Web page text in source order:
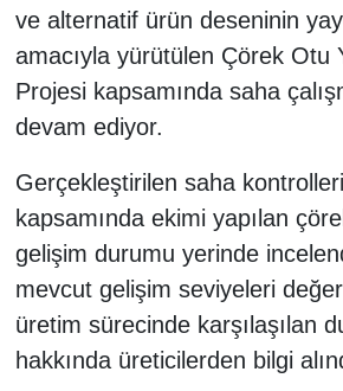
ve alternatif ürün deseninin
amacıyla yürütülen Çörek Otu
Projesi kapsamında saha
devam ediyor.
Gerçekleştirilen saha
kapsamında ekimi yapılan
gelişim durumu yerinde
mevcut gelişim seviyeleri
üretim sürecinde karşılaşılan
hakkında üreticilerden bilgi